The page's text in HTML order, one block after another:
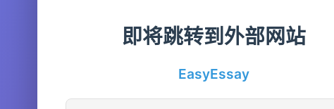
即将跳转到外部网站
EasyEssay